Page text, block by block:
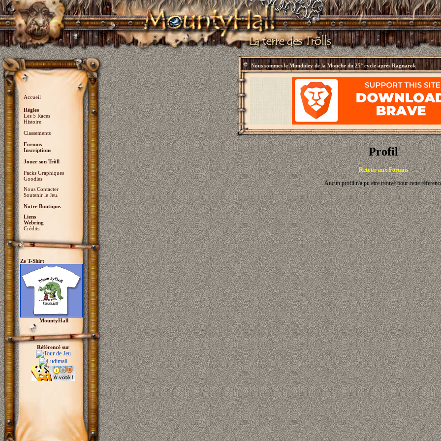
Accueil
Règles
Les 5 Races
Histoire
Classements
Forums
Inscriptions
Jouer son Trõll
Packs Graphiques
Goodies
Nous Contacter
Soutenir le Jeu.
Notre Boutique.
Liens
Webring
Crédits
Ze T-Shirt
MountyHall
Référencé sur
Nous sommes leMundidey de la Mouche du 25° cycle après Ragnarok
Profil
Retour aux Forums
Aucun profil n'a pu être trouvé pour cette